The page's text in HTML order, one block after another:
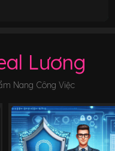
Lương
Nang Công Việc